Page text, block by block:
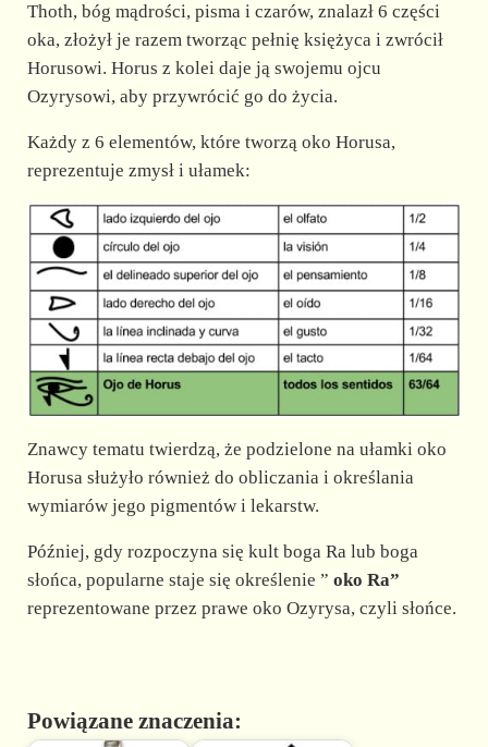
Thoth, bóg mądrości, pisma i czarów, znalazł 6 części
oka, złożył je razem tworząc pełnię księżyca i zwrócił
Horusowi. Horus z kolei daje ją swojemu ojcu
Ozyrysowi, aby przywrócić go do życia.
Każdy z 6 elementów, które tworzą oko Horusa,
reprezentuje zmysł i ułamek:
Znawcy tematu twierdzą, że podzielone na ułamki oko
Horusa służyło również do obliczania i określania
wymiarów jego pigmentów i lekarstw.
Później, gdy rozpoczyna się kult boga Ra lub boga
słońca, popularne staje się określenie ” oko Ra”
reprezentowane przez prawe oko Ozyrysa, czyli słońce.
Powiązane znaczenia: